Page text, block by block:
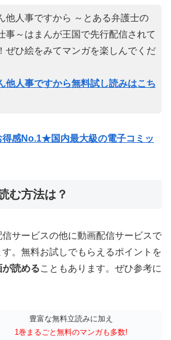
他人事ですから ～とある弁護士の
事～はまんが王国で先行配信されて
ぜひ絵をみてマンガを楽しんでくだ
他人事ですから無料試し読みはこち
得感No.1★国内最大級の電子コミッ
む方法は？
サービスの他に動画配信サービスで
。無料お試しでもらえるポイントを
読めることもあります。ぜひ参考に
豊富な無料立読みに加え
1巻まるごと無料のマンガも多数!